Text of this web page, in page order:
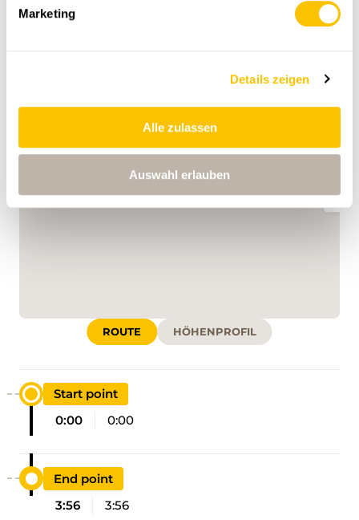
Marketing
Details zeigen
Alle zulassen
Auswahl erlauben
swisstopo
www.swisshiking.ch
ROUTE HÖHENPROFIL
Start point
0:00
0:00
End point
3:56
3:56